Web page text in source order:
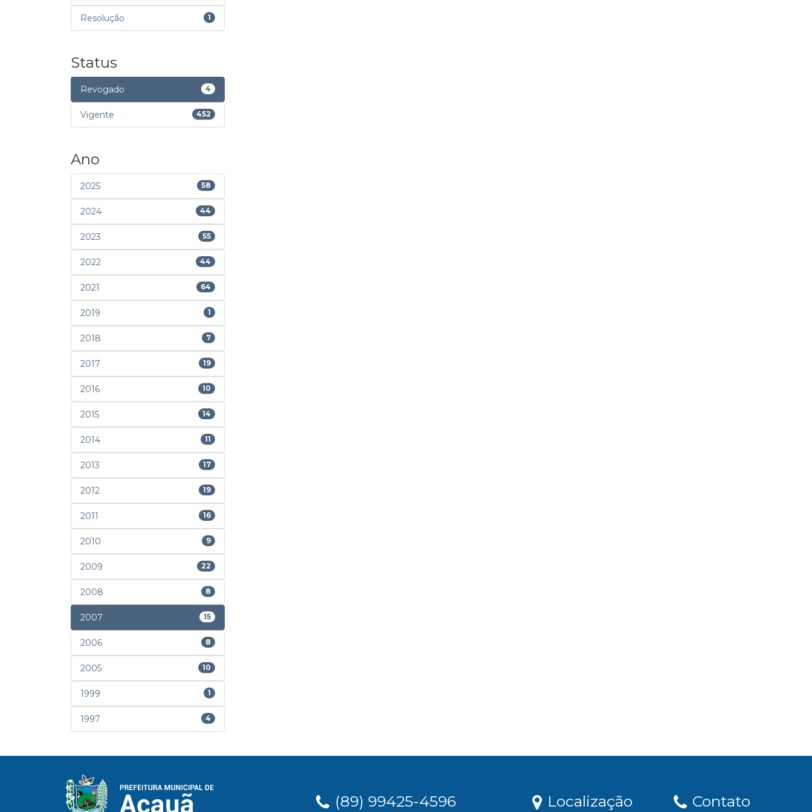
Resolução 1
Status
Revogado 4
Vigente 452
Ano
2025 58
2024 44
2023 55
2022 44
2021 64
2019 1
2018 7
2017 19
2016 10
2015 14
2014 11
2013 17
2012 19
2011 16
2010 9
2009 22
2008 8
2007 15
2006 8
2005 10
1999 1
1997 4
(89) 99425-4596 Localização Contato